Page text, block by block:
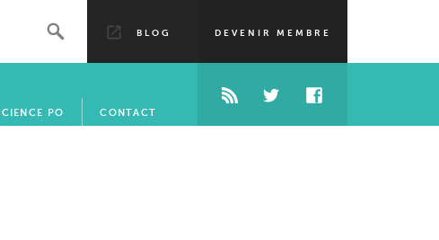
DEVENIR MEMBRE
BLOG
PO CONTACT